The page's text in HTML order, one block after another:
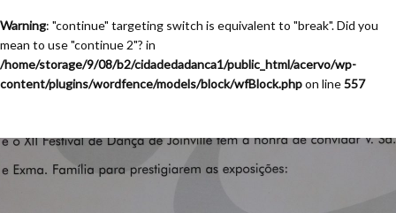
Warning: "continue" targeting switch is equivalent to "break". Did you
mean to use "continue 2"? in
/home/storage/9/08/b2/cidadedadanca1/public_html/acervo/wp-
content/plugins/wordfence/models/block/wfBlock.phpon line557